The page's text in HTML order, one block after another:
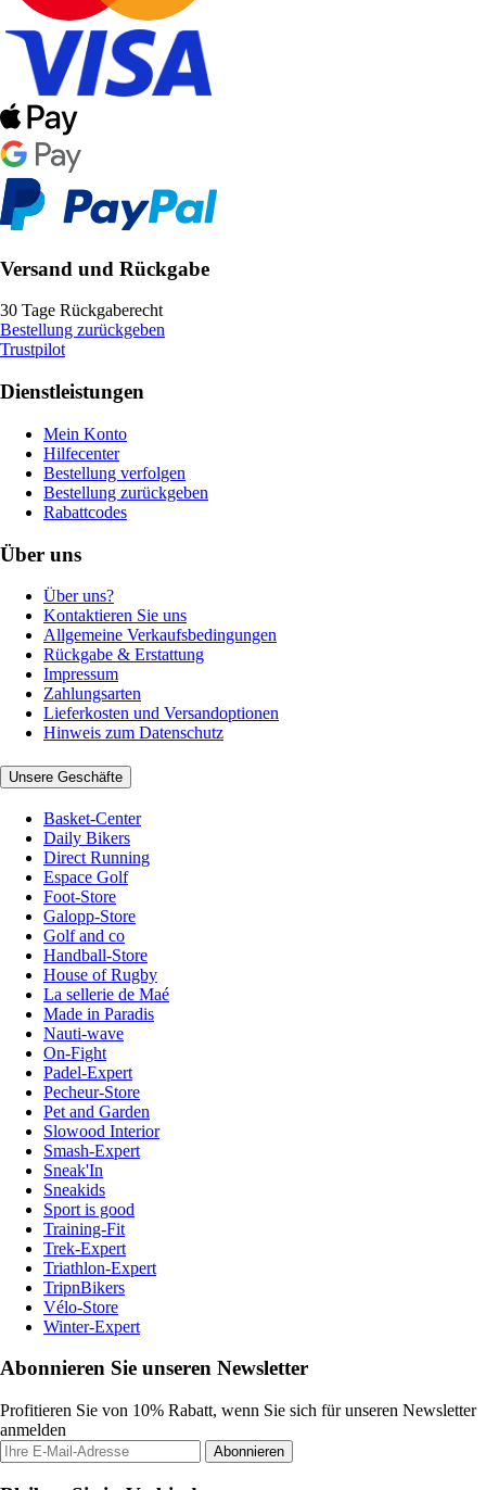
Versand und Rückgabe
30 Tage Rückgaberecht
Bestellung zurückgeben
Trustpilot
Dienstleistungen
Mein Konto
Hilfecenter
Bestellung verfolgen
Bestellung zurückgeben
Rabattcodes
Über uns
Über uns?
Kontaktieren Sie uns
Allgemeine Verkaufsbedingungen
Rückgabe & Erstattung
Impressum
Zahlungsarten
Lieferkosten und Versandoptionen
Hinweis zum Datenschutz
Unsere Geschäfte
Basket-Center
Daily Bikers
Direct Running
Espace Golf
Foot-Store
Galopp-Store
Golf and co
Handball-Store
House of Rugby
La sellerie de Maé
Made in Paradis
Nauti-wave
On-Fight
Padel-Expert
Pecheur-Store
Pet and Garden
Slowood Interior
Smash-Expert
Sneak'In
Sneakids
Sport is good
Training-Fit
Trek-Expert
Triathlon-Expert
TripnBikers
Vélo-Store
Winter-Expert
Abonnieren Sie unseren Newsletter
Profitieren Sie von 10% Rabatt, wenn Sie sich für unseren Newsletter
anmelden
Abonnieren